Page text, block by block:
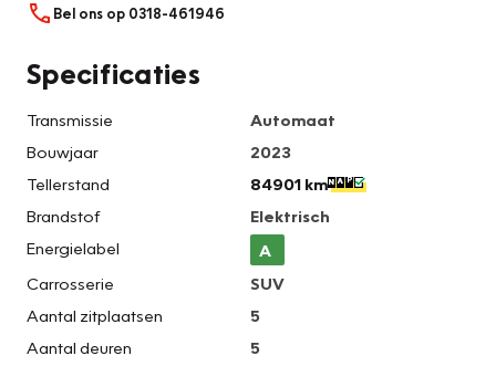
Bel ons op 0318-461946
Specificaties
Transmissie
Automaat
Bouwjaar
2023
Tellerstand
84901 km
Brandstof
Elektrisch
Energielabel
A
Carrosserie
SUV
Aantal zitplaatsen
5
Aantal deuren
5